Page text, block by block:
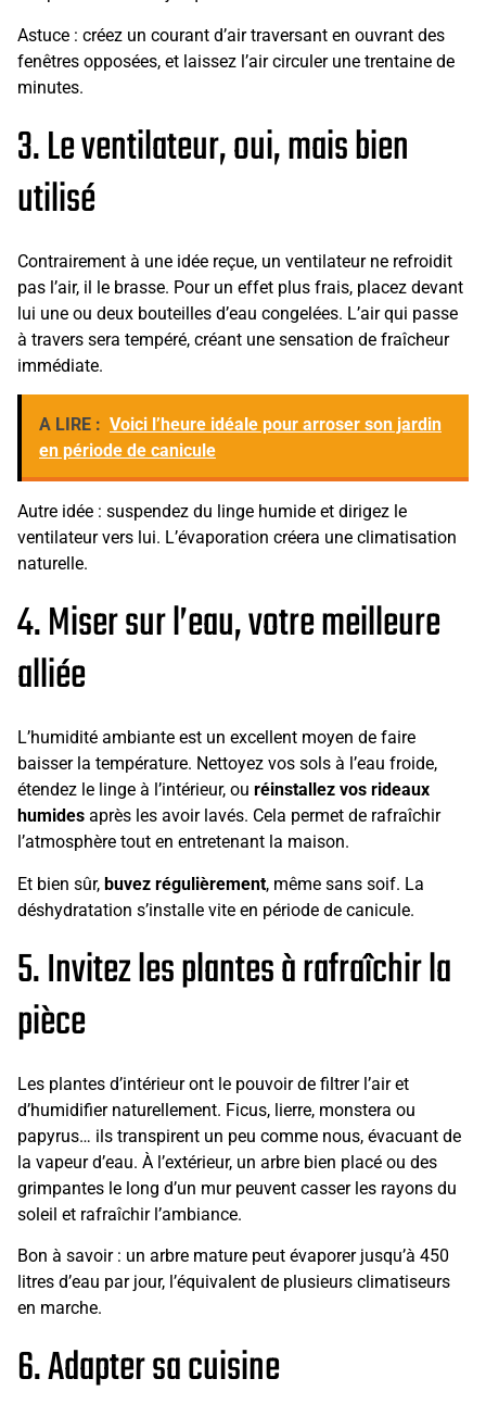
Astuce : créez un courant d’air traversant en ouvrant des
fenêtres opposées, et laissez l’air circuler une trentaine de
minutes.
3. Le ventilateur, oui, mais bien
utilisé
Contrairement à une idée reçue, un ventilateur ne refroidit
pas l’air, il le brasse. Pour un effet plus frais, placez devant
lui une ou deux bouteilles d’eau congelées. L’air qui passe
à travers sera tempéré, créant une sensation de fraîcheur
immédiate.
A LIRE : Voici l’heure idéale pour arroser son jardin
en période de canicule
Autre idée : suspendez du linge humide et dirigez le
ventilateur vers lui. L’évaporation créera une climatisation
naturelle.
4. Miser sur l’eau, votre meilleure
alliée
L’humidité ambiante est un excellent moyen de faire
baisser la température. Nettoyez vos sols à l’eau froide,
étendez le linge à l’intérieur, ou réinstallez vos rideaux
humides après les avoir lavés. Cela permet de rafraîchir
l’atmosphère tout en entretenant la maison.
Et bien sûr, buvez régulièrement, même sans soif. La
déshydratation s’installe vite en période de canicule.
5. Invitez les plantes à rafraîchir la
pièce
Les plantes d’intérieur ont le pouvoir de filtrer l’air et
d’humidifier naturellement. Ficus, lierre, monstera ou
papyrus… ils transpirent un peu comme nous, évacuant de
la vapeur d’eau. À l’extérieur, un arbre bien placé ou des
grimpantes le long d’un mur peuvent casser les rayons du
soleil et rafraîchir l’ambiance.
Bon à savoir : un arbre mature peut évaporer jusqu’à 450
litres d’eau par jour, l’équivalent de plusieurs climatiseurs
en marche.
6. Adapter sa cuisine